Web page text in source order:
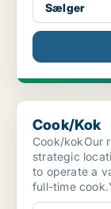
Sælger
Cook/Kok
Cook/Kok
Cook/kokOur
strategic
to operate a
full-time